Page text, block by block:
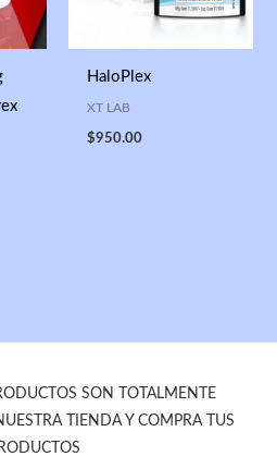
HaloPlex
XT LAB
$950.00
SON TOTALMENTE
TIENDA Y COMPRA TUS